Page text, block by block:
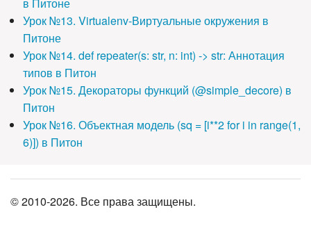
в Питоне
Урок №13. Virtualenv-Виртуальные окружения в
Питоне
Урок №14. def repeater(s: str, n: int) -> str: Аннотация
типов в Питон
Урок №15. Декораторы функций (@simple_decore) в
Питон
Урок №16. Объектная модель (sq = [i**2 for i in range(1,
6)]) в Питон
© 2010-2026. Все права защищены.